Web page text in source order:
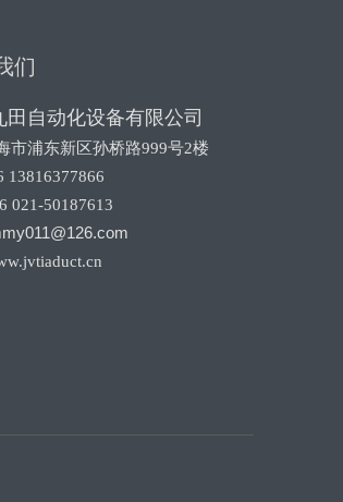
们
田自动化设备有限公司
市浦东新区孙桥路999号2楼
13816377866
021-50187613